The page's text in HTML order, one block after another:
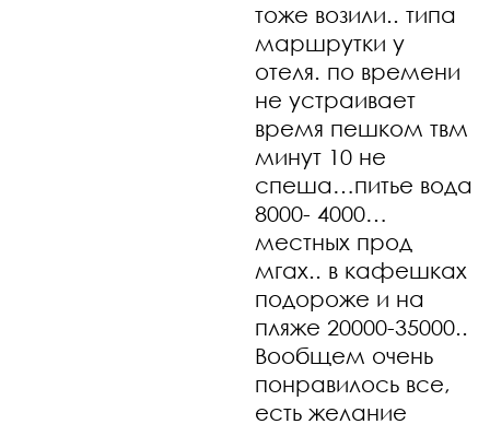
тоже возили.. типа
маршрутки у
отеля. по времени
не устраивает
время пешком твм
минут 10 не
спеша…питье вода
8000- 4000…
местных прод
мгах.. в кафешках
подороже и на
пляже 20000-35000..
Вообщем очень
понравилось все,
есть желание